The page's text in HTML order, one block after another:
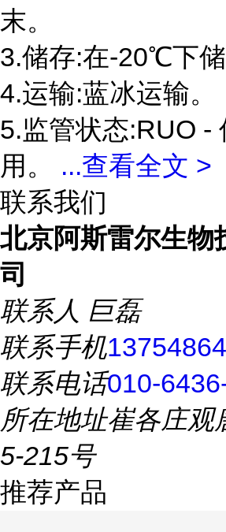
末。
3.储存:在-20℃下储
4.运输:蓝冰运输。
5.监管状态:RUO -
用。 ...查看全文 >
联系我们
北京阿斯雷尔生物
司
联系人 巨磊
联系手机
联系电话010-
所在地址崔各庄观
5-215号
推荐产品